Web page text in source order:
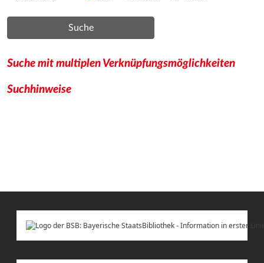
Suche
Suche mit multiplen Verknüpfungsmöglichkeiten
Suchhinweise